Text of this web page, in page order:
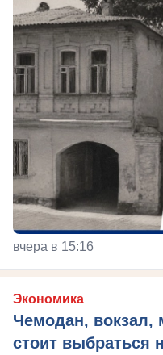
вчера в 15:16
Экономика
Чемодан, вокзал,
стоит выбраться